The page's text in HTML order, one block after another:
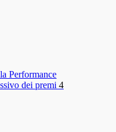
Performance
dei premi 4